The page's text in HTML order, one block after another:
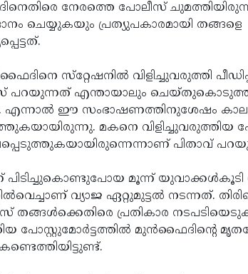
നേരത്തെ പോലീസ്
ചെയ്യുകയും പ്രത്യുപകാരമായി തങ്ങളെ
സ്‌റ്റേഷനില്‍ വിളിച്ചുവരുത്തി
പറയുന്നത് എന്തായാലും
എന്നാല്‍ ഈ സംഭാഷണത്തിനുശേഷം
മകനെ വിളിച്ചുവരുത്തിയ
പിതാവ്
പിടിച്ചുകൊണ്ടുപോയ മൂന്ന്
വ്യാജ ഏറ്റുമുട്ടല്‍ നടന്നത്.
തങ്ങള്‍ക്കെതിരെ പ്രതികാര
പോസ്റ്റുമോര്‍ട്ടത്തില്‍ മുന്‍ഫൈദിന്റെ